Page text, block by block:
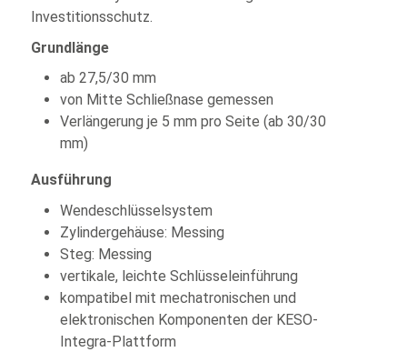
Investitionsschutz.
Grundlänge
ab 27,5/30 mm
von Mitte Schließnase gemessen
Verlängerung je 5 mm pro Seite (ab 30/30
mm)
Ausführung
Wendeschlüsselsystem
Zylindergehäuse: Messing
Steg: Messing
vertikale, leichte Schlüsseleinführung
kompatibel mit mechatronischen und
elektronischen Komponenten der KESO-
Integra-Plattform